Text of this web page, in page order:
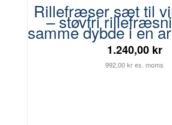
Rillefræser sæt til
– støvfri
samme dybde i en
1.240,00 kr
992,00 kr ex. moms